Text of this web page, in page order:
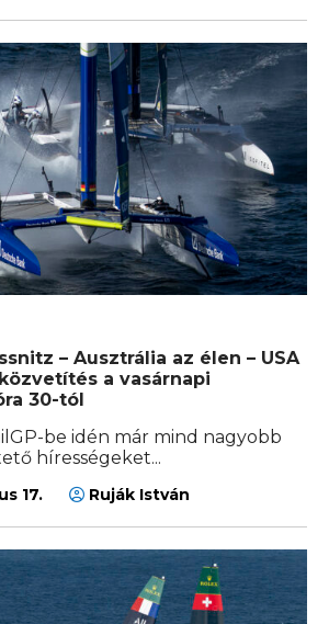
– Ausztrália az élen – USA
a vasárnapi
30-tól
be idén már mind nagyobb
hírességeket...
17. Ruják István